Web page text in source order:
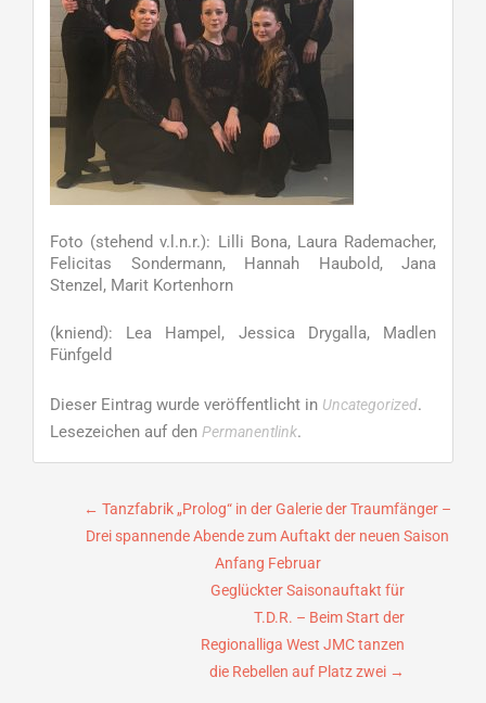
Foto (stehend v.l.n.r.): Lilli Bona, Laura Rademacher,
Felicitas Sondermann, Hannah Haubold, Jana
Stenzel, Marit Kortenhorn
(kniend): Lea Hampel, Jessica Drygalla, Madlen
Fünfgeld
Dieser Eintrag wurde veröffentlicht in Uncategorized.
Lesezeichen auf den Permanentlink.
Beitragsnavigation
← Tanzfabrik „Prolog“ in der Galerie der Traumfänger –
Drei spannende Abende zum Auftakt der neuen Saison
Anfang Februar
Geglückter Saisonauftakt für
T.D.R. – Beim Start der
Regionalliga West JMC tanzen
die Rebellen auf Platz zwei →